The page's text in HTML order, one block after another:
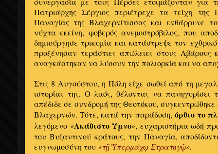
Πατριάρχης Σέργιος περιέτρεχε τα τείχη
Παναγίας της Βλαχερνίτισσας και ενθάρρυνε
νύχτα εκείνη, φοβερός ανεμοστρόβιλος, που
δημιούργησε τρικυμία και κατάστρεψε τον
προξένησαν τεράστιες απώλειες στους Αβάρους
αναγκάστηκαν να λύσουν την πολιορκία και να
Στις 8 Αυγούστου, η Πόλη είχε σωθεί από τη
ιστορίας της. Ο λαός, θέλοντας να πανηγυρίσει
απέδιδε σε συνδρομή της Θεοτόκου,
Βλαχερνών. Τότε, κατά την παράδοση, όρθιο το
λεγόμενο «Ακάθιστο Ύμνο», ευχαριστήρια ωδή
του Βυζαντινού κράτους, την Παναγία,
ευγνωμοσύνη του «τῇ Ὑπερμάχῳ Στρατηγῷ».